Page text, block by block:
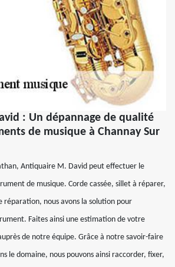
: Un dépannage de qualité
de musique à Channay Sur
Antiquaire M. David peut effectuer le
de musique. Corde cassée, sillet à réparer,
réparation, nous avons la solution pour
Faites ainsi une estimation de votre
de notre équipe. Grâce à notre savoir-faire
le domaine, nous pouvons ainsi raccorder, fixer,